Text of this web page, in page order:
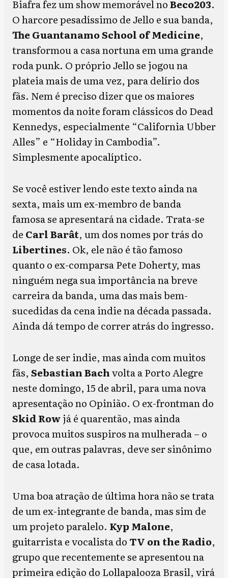
Biafra fez um show memorável noBeco203.
O harcore pesadíssimo de Jello e sua banda,
The Guantanamo School of Medicine,
transformou a casa nortuna em uma grande
roda punk. O próprio Jello se jogou na
plateia mais de uma vez, para delírio dos
fãs. Nem é preciso dizer que os maiores
momentos da noite foram clássicos do Dead
Kennedys, especialmente “California Ubber
Alles” e “Holiday in Cambodia”.
Simplesmente apocalíptico.
Se você estiver lendo este texto ainda na
sexta, mais um ex-membro de banda
famosa se apresentará na cidade. Trata-se
de Carl Barât, um dos nomes por trás do
Libertines. Ok, ele não é tão famoso
quanto o ex-comparsa Pete Doherty, mas
ninguém nega sua importância na breve
carreira da banda, uma das mais bem-
sucedidas da cena indie na década passada.
Ainda dá tempo de correr atrás do ingresso.
Longe de ser indie, mas ainda com muitos
fãs, Sebastian Bachvolta a Porto Alegre
neste domingo, 15 de abril, para uma nova
apresentação no Opinião. O ex-frontman do
Skid Rowjá é quarentão, mas ainda
provoca muitos suspiros na mulherada – o
que, em outras palavras, deve ser sinônimo
de casa lotada.
Uma boa atração de última hora não se trata
de um ex-integrante de banda, mas sim de
um projeto paralelo. Kyp Malone,
guitarrista e vocalista do TV on the Radio,
grupo que recentemente se apresentou na
primeira edição do Lollapalooza Brasil, virá